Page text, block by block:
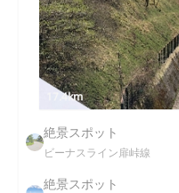
17.4km
絶景スポット
ビーナスライン扉峠線
絶景スポット